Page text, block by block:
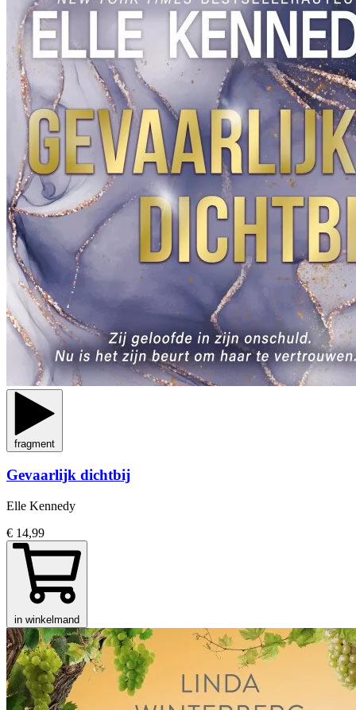
fragment
Gevaarlijk dichtbij
Elle Kennedy
€ 14,99
in winkelmand